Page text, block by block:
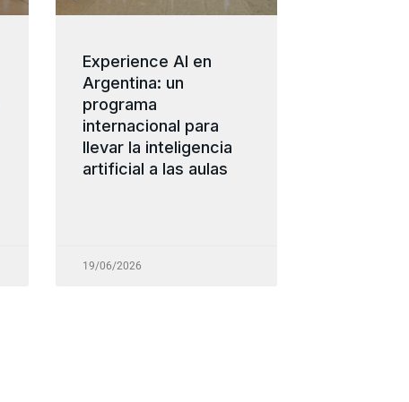
Experience AI en
Argentina: un
programa
internacional para
llevar la inteligencia
artificial a las aulas
19/06/2026